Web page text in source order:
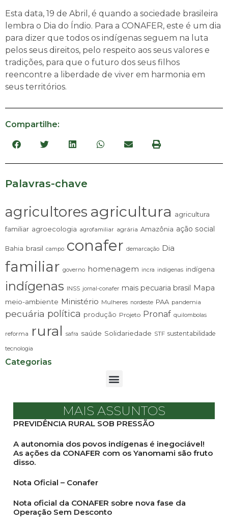
Esta data, 19 de Abril, é quando a sociedade brasileira
lembra o Dia do Índio. Para a CONAFER, este é um dia
para dizer que todos os indígenas seguem na luta
pelos seus direitos, pelo respeito aos seus valores e
tradições, para que o futuro dos seus filhos
reencontre a liberdade de viver em harmonia em
seus territórios.
Compartilhe:
Palavras-chave
agricultores agricultura agricultura
familiar agroecologia agrofamiliar agrária Amazônia ação social
Bahia brasil campo conafer demarcação Dia
familiar governo homenagem incra indigenas indígena
indígenas INSS jornal-conafer mais pecuaria brasil Mapa
meio-ambiente Ministério Mulheres nordeste PAA pandemia
pecuária política produção Projeto Pronaf quilombolas
reforma rural safra saúde Solidariedade STF sustentabilidade
tecnologia
Categorias
MAIS ASSUNTOS
PREVIDÊNCIA RURAL SOB PRESSÃO
A autonomia dos povos indígenas é inegociável!
As ações da CONAFER com os Yanomami são fruto
disso.
Nota Oficial – Conafer
Nota oficial da CONAFER sobre nova fase da
Operação Sem Desconto